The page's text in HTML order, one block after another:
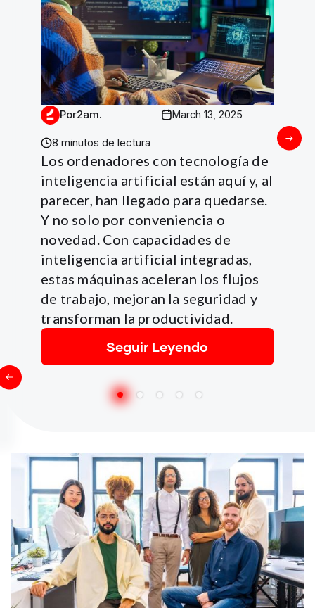
Por2am. March 13, 2025
8 minutos de lectura
Los ordenadores con tecnología de
inteligencia artificial están aquí y, al
parecer, han llegado para quedarse.
Y no solo por conveniencia o
novedad. Con capacidades de
inteligencia artificial integradas,
estas máquinas aceleran los flujos
de trabajo, mejoran la seguridad y
transforman la productividad.
Seguir Leyendo